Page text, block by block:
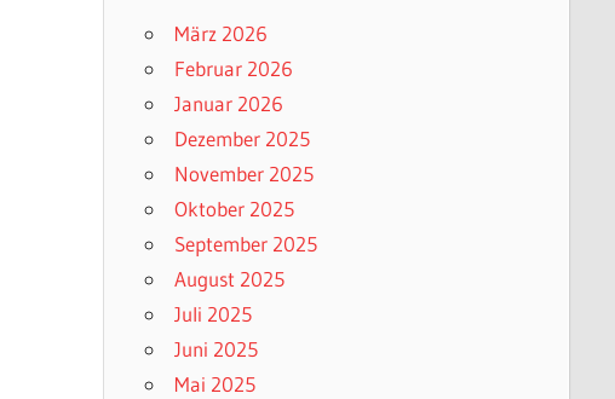
März 2026
Februar 2026
Januar 2026
Dezember 2025
November 2025
Oktober 2025
September 2025
August 2025
Juli 2025
Juni 2025
Mai 2025